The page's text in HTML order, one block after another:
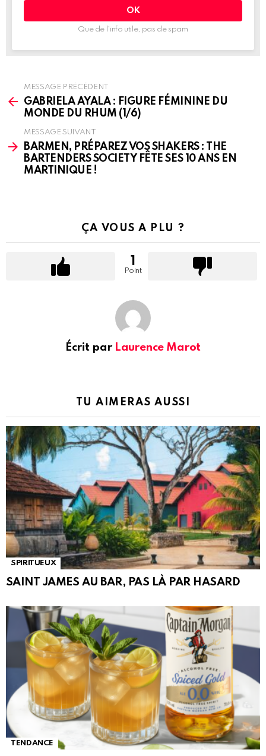
Que de l’info utile, pas de spam
more
MESSAGE PRÉCÉDENT
GABRIELA AYALA : FIGURE FÉMININE DU
MONDE DU RHUM (1/6)
MESSAGE SUIVANT
BARMEN, PRÉPAREZ VOS SHAKERS : THE
BARTENDERS SOCIETY FÊTE SES 10 ANS EN
MARTINIQUE !
ÇA VOUS A PLU ?
Point
Écrit par Laurence Marot
TU AIMERAS AUSSI
SPIRITUEUX
SAINT JAMES AU BAR, PAS LÀ PAR HASARD
TENDANCE